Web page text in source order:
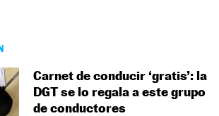
Carnet de conducir ‘gratis’: la
DGT se lo regala a este grupo
de conductores